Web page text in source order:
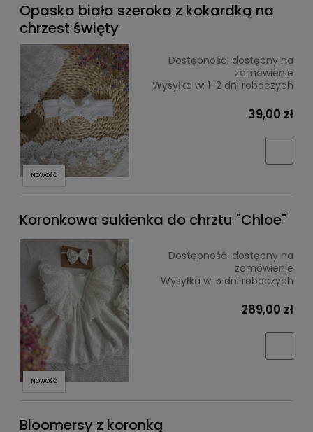
Opaska biała szeroka z kokardką na
chrzest święty
Dostępność: dostępny na
zamówienie
Wysyłka w: 1-2 dni roboczych
39,00 zł
NOWOŚĆ
Koronkowa sukienka do chrztu "Chloe"
Dostępność: dostępny na
zamówienie
Wysyłka w: 5 dni roboczych
289,00 zł
NOWOŚĆ
Bloomersy z koronką